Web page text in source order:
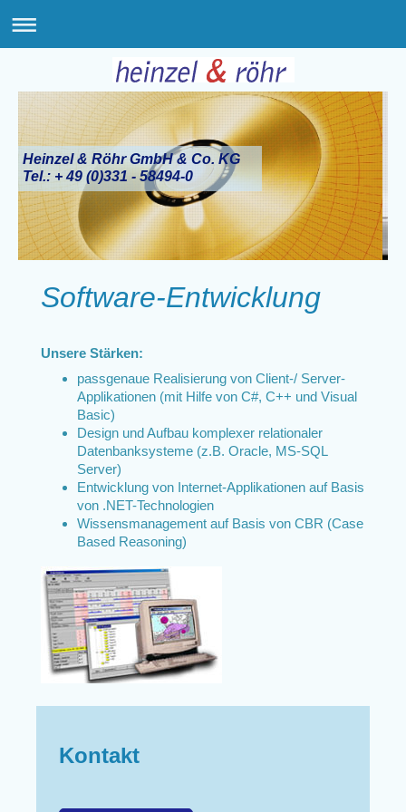
Heinzel & Röhr GmbH & Co. KG
Tel.: + 49 (0)331 - 58494-0
Software-Entwicklung
Unsere Stärken:
passgenaue Realisierung von Client-/ Server-
Applikationen (mit Hilfe von C#, C++ und Visual
Basic)
Design und Aufbau komplexer relationaler
Datenbanksysteme (z.B. Oracle, MS-SQL
Server)
Entwicklung von Internet-Applikationen auf Basis
von .NET-Technologien
Wissensmanagement auf Basis von CBR (Case
Based Reasoning)
Kontakt